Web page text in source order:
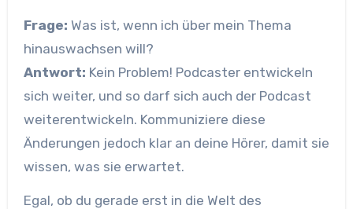
Frage: Was ist, wenn ich über mein Thema
hinauswachsen will?
Antwort: Kein Problem! Podcaster entwickeln
sich weiter, und so darf sich auch der Podcast
weiterentwickeln. Kommuniziere diese
Änderungen jedoch klar an deine Hörer, damit sie
wissen, was sie erwartet.
Egal, ob du gerade erst in die Welt des